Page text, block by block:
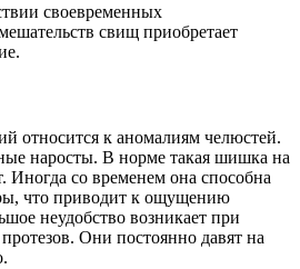
своевременных
свищ приобретает
относится к аномалиям челюстей.
наросты. В норме такая шишка на
Иногда со временем она способна
что приводит к ощущению
неудобство возникает при
Они постоянно давят на